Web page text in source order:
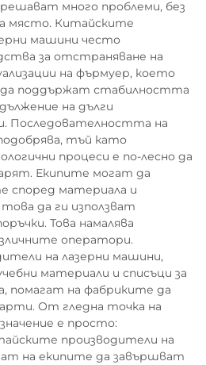
много проблеми, без
място. Китайските
машини често
за отстраняване на
на фърмуер, което
поддържат стабилността
на дълги
Последователността на
тъй като
процеси е по-лесно да
Екипите могат да
според материала и
да ги използват
Това намалява
оператори.
на лазерни машини,
материали и списъци за
помагат на фабриките да
От гледна точка на
е просто:
производители на
на екипите да завършват